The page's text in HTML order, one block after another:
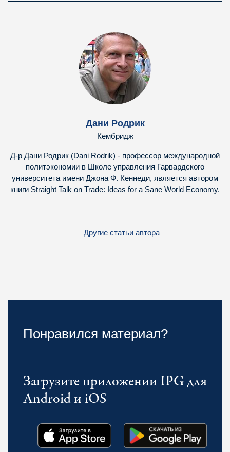
Дани Родрик
Кембридж
Д-р Дани Родрик (Dani Rodrik) - профессор международной
политэкономии в Школе управления Гарвардского
университета имени Джона Ф. Кеннеди, является автором
книги Straight Talk on Trade: Ideas for a Sane World Economy.
Другие статьи автора
Понравился материал?
Загрузите приложении IPG для
Android и iOS